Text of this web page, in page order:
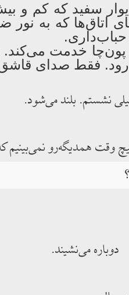
دیوار سفید که کم
اتاق‌ها که به
خدمت می‌کند.
فقط صدای
نشستم. بلند می‌شود.
وقت همدیگه‌رو نمی‌بینیم
دوباره می‌نشیند.